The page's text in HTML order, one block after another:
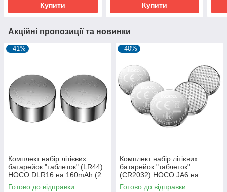
Купити Купити
Акційні пропозиції та новинки
–41%
Комплект набір літієвих
батарейок "таблеток" (LR44)
HOCO DLR16 на 160mAh (2
шт.)
Готово до відправки
–40%
Комплект набір літієвих
батарейок "таблеток"
(CR2032) HOCO JA6 на
210mAh (5 шт.)
Готово до відправки